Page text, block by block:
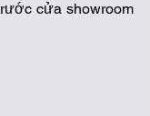
cửa showroom